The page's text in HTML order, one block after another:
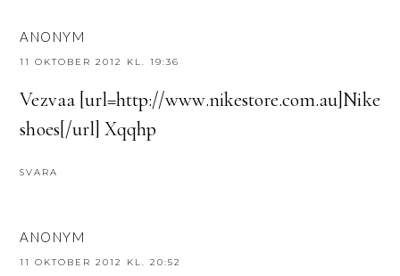
ANONYM
11 OKTOBER 2012 KL. 19:36
Vezvaa [url=http://www.nikestore.com.au]Nike
shoes[/url] Xqqhp
SVARA
ANONYM
11 OKTOBER 2012 KL. 20:52